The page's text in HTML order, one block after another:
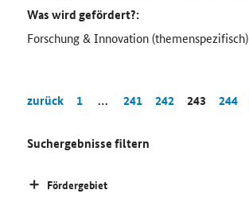
Was wird gefördert?:
Forschung & Innovation (themenspezifisch)
zurück 1 … 241 242 243 244
Suchergebnisse filtern
Fördergebiet